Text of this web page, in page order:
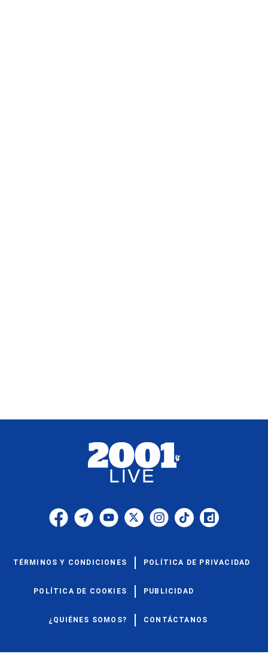
TÉRMINOS Y CONDICIONES POLÍTICA DE PRIVACIDAD
POLÍTICA DE COOKIES PUBLICIDAD
¿QUIÉNES SOMOS? CONTÁCTANOS